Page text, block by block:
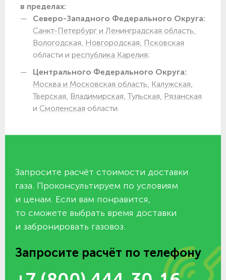
в пределах:
Северо-Западного Федерального Округа:
Санкт-Петербург и Ленинградская область,
Вологодская, Новгородская, Псковская
области и республика Карелия;
Центрального Федерального Округа:
Москва и Московская область, Калужская,
Тверская, Владимирская, Тульская, Рязанская
и Смоленская области.
Запросите расчёт стоимости доставки
газа. Проконсультируем по условиям
и ценам. Если вам понравится,
то сможете выбрать время доставки
и забронировать газовоз.
Запросите расчёт по телефону